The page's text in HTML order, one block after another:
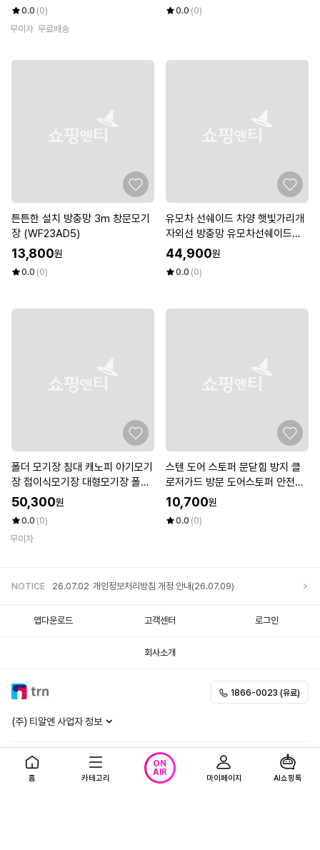
0.0 (0)
무이자 무료배송
0.0 (0)
튼튼한 설치 방충망 3m 창문모기
장 (WF23AD5)
13,800원
0.0 (0)
유모차 선쉐이드 차양 햇빛가리개
자외선 방충망 유모차선쉐이드
(WFL96W4)
44,900원
0.0 (0)
폴더 모기장 침대 캐노피 아기모기
장 접이식모기장 대형모기장 폴딩
모기장 (WFL97LO)
50,300원
0.0 (0)
무이자
스텐 도어 스토퍼 문닫힘 방지 클
로저가드 방문 도어스토퍼 안전도
어 출입문 (WFL972Z)
10,700원
0.0 (0)
NOTICE 26.07.02 개인정보처리방침 개정 안내(26.07.09)
앱다운로드 고객센터 로그인
회사소개
(주) 티알엔 사업자 정보
이용약관 개인정보처리방침
청소년보호정책
영상정보처리방침
사업자정보 확인
1866-0023 (유료)
홈 카테고리
ON
AIR
마이페이지 AI쇼핑톡